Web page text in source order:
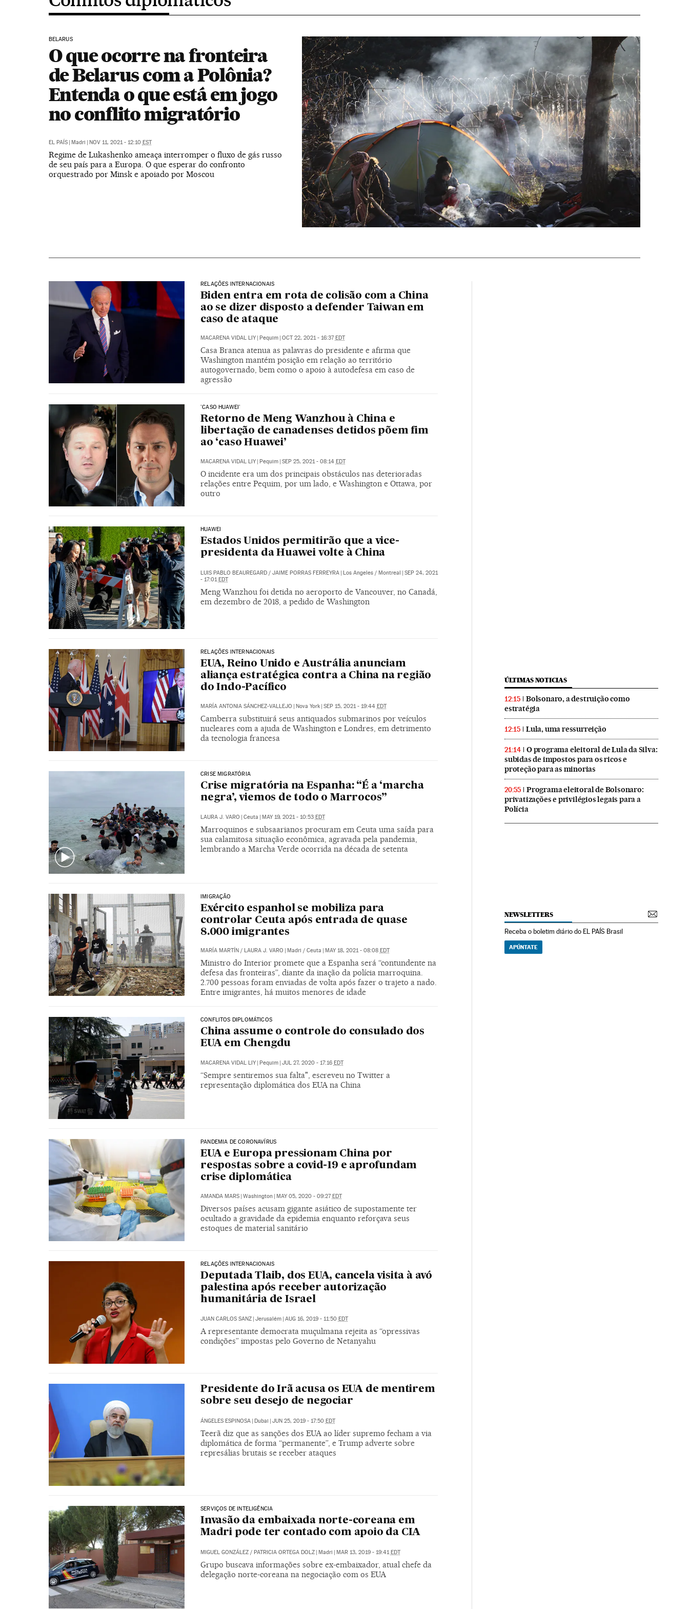
BELARUS
O que ocorre na fronteira
de Belarus com a Polônia?
Entenda o que está em jogo
no conflito migratório
EL PAÍS | Madri | NOV 11, 2021 - 12:10 EST
Regime de Lukashenko ameaça interromper o fluxo de gás russo
de seu país para a Europa. O que esperar do confronto
orquestrado por Minsk e apoiado por Moscou
RELAÇÕES INTERNACIONAIS
Biden entra em rota de colisão com a China
ao se dizer disposto a defender Taiwan em
caso de ataque
MACARENA VIDAL LIY | Pequim | OCT 22, 2021 - 16:37EDT
Casa Branca atenua as palavras do presidente e afirma que
Washington mantém posição em relação ao território
autogovernado, bem como o apoio à autodefesa em caso de
agressão
'CASO HUAWEI'
Retorno de Meng Wanzhou à China e
libertação de canadenses detidos põem fim
ao ‘caso Huawei’
MACARENA VIDAL LIY | Pequim | SEP 25, 2021 - 08:14 EDT
O incidente era um dos principais obstáculos nas deterioradas
relações entre Pequim, por um lado, e Washington e Ottawa, por
outro
HUAWEI
Estados Unidos permitirão que a vice-
presidenta da Huawei volte à China
LUIS PABLO BEAUREGARD/ JAIME PORRAS FERREYRA | Los Angeles / Montreal | SEP 24, 2021
- 17:01 EDT
Meng Wanzhou foi detida no aeroporto de Vancouver, no Canadá,
em dezembro de 2018, a pedido de Washington
RELAÇÕES INTERNACIONAIS
EUA, Reino Unido e Austrália anunciam
aliança estratégica contra a China na região
do Indo-Pacífico
MARÍA ANTONIA SÁNCHEZ-VALLEJO | Nova York | SEP 15, 2021 - 19:44 EDT
Camberra substituirá seus antiquados submarinos por veículos
nucleares com a ajuda de Washington e Londres, em detrimento
da tecnologia francesa
CRISE MIGRATÓRIA
Crise migratória na Espanha: “É a ‘marcha
negra’, viemos de todo o Marrocos”
LAURA J. VARO Ceuta MAY 19, 2021 - 10:53 EDT
Marroquinos e subsaarianos procuram em Ceuta uma saída para
sua calamitosa situação econômica, agravada pela pandemia,
lembrando a Marcha Verde ocorrida na década de setenta
IMIGRAÇÃO
Exército espanhol se mobiliza para
controlar Ceuta após entrada de quase
8.000 imigrantes
MARÍA MARTÍN/ LAURA J. VARO | Madri / Ceuta | MAY 18, 2021 - 08:08 EDT
Ministro do Interior promete que a Espanha será “contundente na
defesa das fronteiras”, diante da inação da polícia marroquina.
2.700 pessoas foram enviadas de volta após fazer o trajeto a nado.
Entre imigrantes, há muitos menores de idade
CONFLITOS DIPLOMÁTICOS
China assume o controle do consulado dos
EUA em Chengdu
MACARENA VIDAL LIY Pequim JUL 27, 2020 - 17:16 EDT
“Sempre sentiremos sua falta", escreveu no Twitter a
representação diplomática dos EUA na China
PANDEMIA DE CORONAVÍRUS
EUA e Europa pressionam China por
respostas sobre a covid-19 e aprofundam
crise diplomática
AMANDA MARS | Washington | MAY 05, 2020 - 09:27EDT
Diversos países acusam gigante asiático de supostamente ter
ocultado a gravidade da epidemia enquanto reforçava seus
estoques de material sanitário
RELAÇÕES INTERNACIONAIS
Deputada Tlaib, dos EUA, cancela visita à avó
palestina após receber autorização
humanitária de Israel
JUAN CARLOS SANZ Jerusalém AUG 16, 2019 - 11:50 EDT
A representante democrata muçulmana rejeita as “opressivas
condições” impostas pelo Governo de Netanyahu
Presidente do Irã acusa os EUA de mentirem
sobre seu desejo de negociar
ÁNGELES ESPINOSA | Dubai | JUN 25, 2019 - 17:50 EDT
Teerã diz que as sanções dos EUA ao líder supremo fecham a via
diplomática de forma “permanente”, e Trump adverte sobre
represálias brutais se receber ataques
SERVIÇOS DE INTELIGÊNCIA
Invasão da embaixada norte-coreana em
Madri pode ter contado com apoio da CIA
MIGUEL GONZÁLEZ/ PATRICIA ORTEGA DOLZ Madri MAR 13, 2019 - 19:41 EDT
Grupo buscava informações sobre ex-embaixador, atual chefe da
delegação norte-coreana na negociação com os EUA
ÚLTIMAS NOTICIAS
12:15
Bolsonaro, a destruição como
estratégia
12:15 Lula, uma ressurreição
21:14
O programa eleitoral de Lula da Silva:
subidas de impostos para os ricos e
proteção para as minorias
20:55
Programa eleitoral de Bolsonaro:
privatizações e privilégios legais para a
Polícia
NEWSLETTERS
Receba o boletim diário do EL PAÍS Brasil
APÚNTATE